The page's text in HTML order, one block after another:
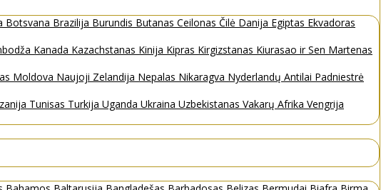
Botsvana Brazilija Burundis Butanas Ceilonas Čilė Danija Egiptas Ekvadoras
Kanada Kazachstanas Kinija Kipras Kirgizstanas Kiurasao ir Sen Martenas
Moldova Naujoji Zelandija Nepalas Nikaragva Nyderlandų Antilai Padniestrė
Tunisas Turkija Uganda Ukraina Uzbekistanas Vakarų Afrika Vengrija